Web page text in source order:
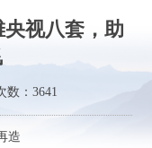
视八套，助
数： 3641
造